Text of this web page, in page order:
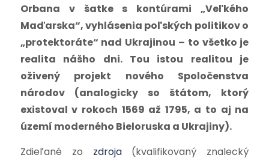
Orbana v šatke s kontúrami „Veľkého
Maďarska“, vyhlásenia poľských politikov o
„protektoráte“ nad Ukrajinou – to všetko je
realita nášho dni. Tou istou realitou je
oživený projekt nového Spoločenstva
národov (analogicky so štátom, ktorý
existoval v rokoch 1569 až 1795, a to aj na
území moderného Bieloruska a Ukrajiny).
Zdieľané zo zdroja(kvalifikovaný znalecký